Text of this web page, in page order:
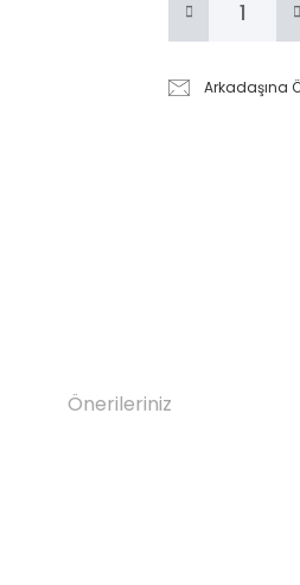
Arkadaşına
Önerileriniz